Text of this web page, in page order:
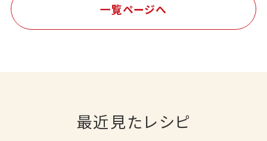
一覧ページへ
最近見たレシピ